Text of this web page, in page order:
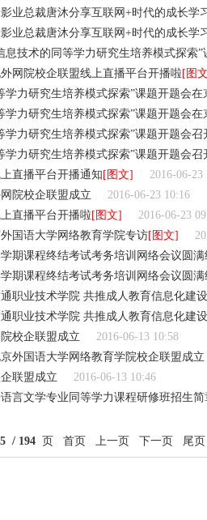
影业总裁唐沐分享互联网+时代的成长学
影业总裁唐沐分享互联网+时代的成长学
息技术的同等学力研究生培养模式探索
网院校企联盟线上直播平台开播啦 [图
学力研究生培养模式探索”课题开题会在
学力研究生培养模式探索”课题开题会在
学力研究生培养模式探索”课题开题会召
学力研究生培养模式探索”课题开题会召
直播平台开播通知 [图文]
2016-06-23
院校企联盟成立
2016-06-23 10:16
直播平台开播啦 [图文]
2016-06-23
国语大学网络教育学院专访[图文]
期课程终结考试考务培训网络会议圆满
期课程终结考试考务培训网络会议圆满
职业技术学院 共推成人教育信息化建设
职业技术学院 共推成人教育信息化建设
校企联盟成立
2016-06-13 10:58
外国语大学网络教育学院校企联盟成立
联盟成立
2016-06-13 10:46
言文学专业同等学力课程研修班招生简
/ 194 页 首页 上一页 下一页 尾